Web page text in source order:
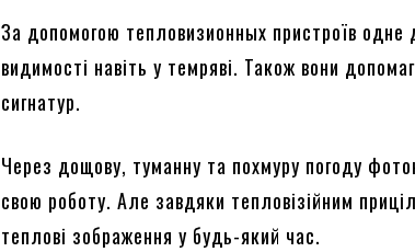
За допомогою тепловизионных пристроїв одне
видимості навіть у темряві. Також вони
сигнатур.
Через дощову, туманну та похмуру погоду
свою роботу. Але завдяки тепловізійним
теплові зображення у будь-який час.